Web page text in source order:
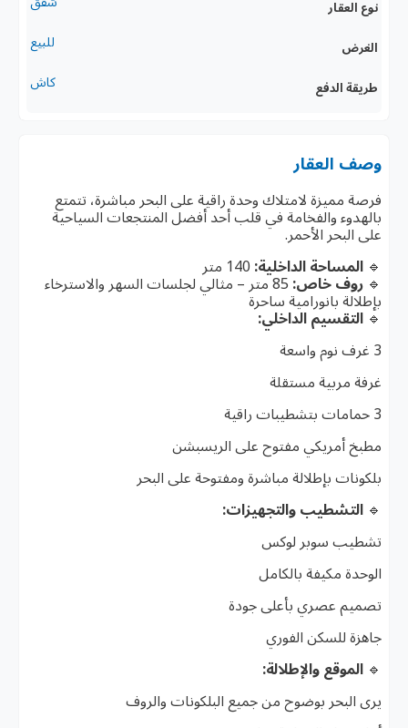
نوع العقار
الغرض للبيع
طريقة الدفع كاش
وصف العقار
فرصة مميزة لامتلاك وحدة راقية على البحر مباشرة، تتمتع
بالهدوء والفخامة في قلب أحد أفضل المنتجعات السياحية
على البحر الأحمر.
🔹المساحة الداخلية:
🔹روف خاص:
85 متر – مثالي لجلسات السهر والاسترخاء
بإطلالة بانورامية ساحرة
🔹التقسيم الداخلي:
3 غرف نوم واسعة
غرفة مربية مستقلة
3 حمامات بتشطيبات راقية
مطبخ أمريكي مفتوح على الريسبشن
بلكونات بإطلالة مباشرة ومفتوحة على البحر
🔹التشطيب والتجهيزات:
تشطيب سوبر لوكس
الوحدة مكيفة بالكامل
تصميم عصري بأعلى جودة
جاهزة للسكن الفوري
🔹الموقع والإطلالة:
يرى البحر بوضوح من جميع البلكونات والروف